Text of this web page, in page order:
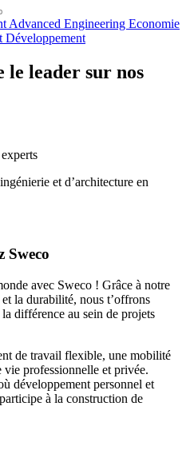
Advanced Engineering Economie
Développement
le leader sur nos
et d’architecture en
Sweco
avec Sweco ! Grâce à notre
la durabilité, nous t’offrons
différence au sein de projets
de travail flexible, une mobilité
professionnelle et privée.
développement personnel et
à la construction de